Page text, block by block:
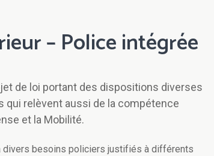
– Police intégrée
de loi portant des dispositions diverses
qui relèvent aussi de la compétence
et la Mobilité.
divers besoins policiers justifiés à différents